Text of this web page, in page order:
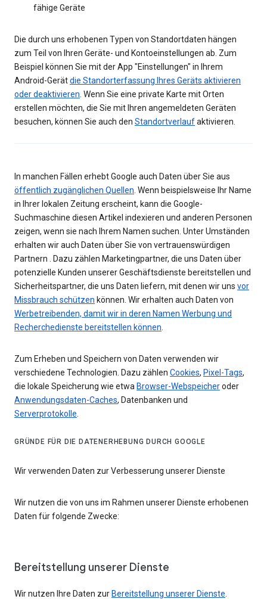
fähige Geräte
Die durch uns erhobenen Typen von Standortdaten hängen
zum Teil von Ihren Geräte- und Kontoeinstellungen ab. Zum
Beispiel können Sie mit der App "Einstellungen" in Ihrem
Android-Gerätdie Standorterfassung Ihres Geräts aktivieren
oder deaktivieren. Wenn Sie eine private Karte mit Orten
erstellen möchten, die Sie mit Ihren angemeldeten Geräten
besuchen, können Sie auch den Standortverlaufaktivieren.
In manchen Fällen erhebt Google auch Daten über Sie aus
öffentlich zugänglichen Quellen. Wenn beispielsweise Ihr Name
in Ihrer lokalen Zeitung erscheint, kann die Google-
Suchmaschine diesen Artikel indexieren und anderen Personen
zeigen, wenn sie nach Ihrem Namen suchen. Unter Umständen
erhalten wir auch Daten über Sie von vertrauenswürdigen
Partnern . Dazu zählen Marketingpartner, die uns Daten über
potenzielle Kunden unserer Geschäftsdienste bereitstellen und
Sicherheitspartner, die uns Daten liefern, mit denen wir uns vor
Missbrauch schützen können. Wir erhalten auch Daten von
Werbetreibenden, damit wir in deren Namen Werbung und
Recherchedienste bereitstellen können.
Zum Erheben und Speichern von Daten verwenden wir
verschiedene Technologien. Dazu zählen Cookies, Pixel-Tags,
die lokale Speicherung wie etwa Browser-Webspeicheroder
Anwendungsdaten-Caches, Datenbanken und
Serverprotokolle.
GRÜNDE FÜR DIE DATENERHEBUNG DURCH GOOGLE
Wir verwenden Daten zur Verbesserung unserer Dienste
Wir nutzen die von uns im Rahmen unserer Dienste erhobenen
Daten für folgende Zwecke:
Bereitstellung unserer Dienste
Wir nutzen Ihre Daten zur Bereitstellung unserer Dienste